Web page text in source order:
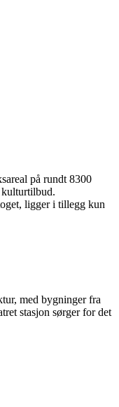
på rundt 8300
kulturtilbud.
ligger i tillegg kun
med bygninger fra
stasjon sørger for det